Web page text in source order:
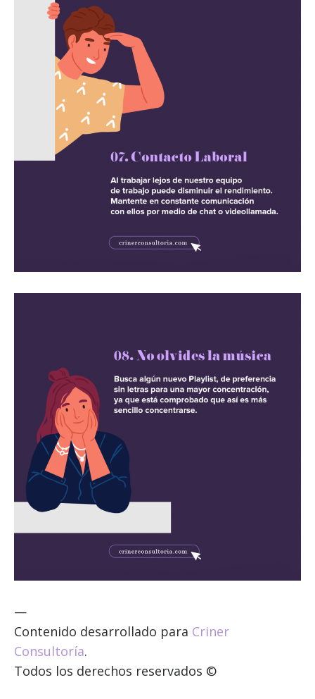
—
Contenido desarrollado para Criner
Consultoría.
Todos los derechos reservados ©